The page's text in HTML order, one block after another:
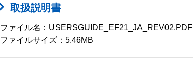
取扱説明書
ファイル名：USERSGUIDE_EF21_JA_REV02.PDF
ファイルサイズ：5.46MB